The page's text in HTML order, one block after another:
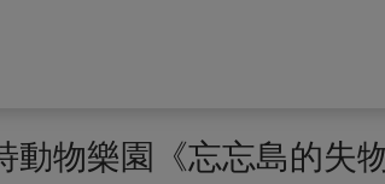
物樂園《忘忘島的失